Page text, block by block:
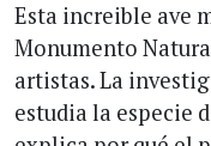
Esta increible ave
Monumento
artistas. La
estudia la especie